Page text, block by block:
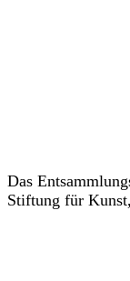
Das
Stiftung für